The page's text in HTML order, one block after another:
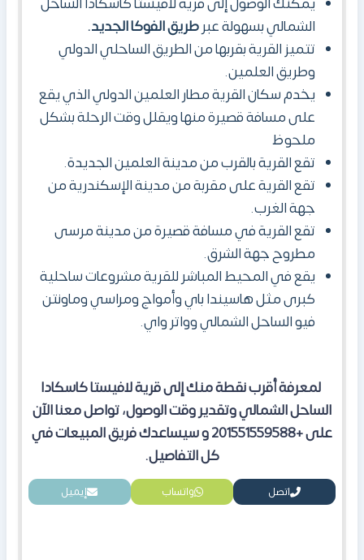
الشمالي بسهولة عبرطريق الفوكا الجديد.
تتميز القرية بقربها منالطريق الساحلي الدولي
وطريق العلمين.
يخدم سكان القرية مطار العلمين الدولي الذي يقع
على مسافة قصيرة منها ويقلل وقت الرحلة بشكل
ملحوظ
تقع القرية بالقرب من مدينة العلمين الجديدة.
تقع القرية على مقربة من مدينة الإسكندرية من
جهة الغرب.
تقع القرية في مسافة قصيرة من مدينة مرسى
مطروح جهة الشرق.
يقع في المحيط المباشر للقرية مشروعات ساحلية
كبرى مثل هاسيندا باي وأمواج ومراسي وماونتن
فيو الساحل الشمالي وواتر واي.
لمعرفة أقرب نقطة منك إلى قرية لافيستا كاسكادا
الساحل الشمالي وتقدير وقت الوصول، تواصل معنا الآن
على +201551559588 و سيساعدك فريق المبيعات في
كل التفاصيل.
اتصل واتساب إيميل